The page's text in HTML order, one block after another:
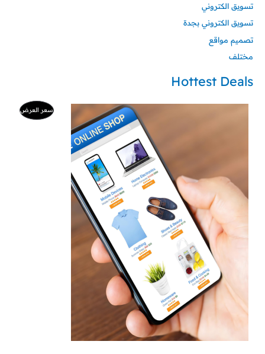
تسويق الكتروني
تسويق الكتروني بجدة
تصميم مواقع
مختلف
Hottest Deals
سعر العرضمنتج